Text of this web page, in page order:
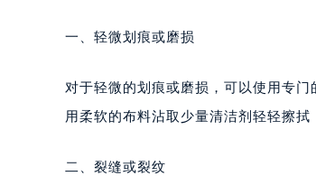
一、轻微划痕或磨损
对于轻微的划痕或磨损，可以使用专
用柔软的布料沾取少量清洁剂轻轻擦拭
二、裂缝或裂纹